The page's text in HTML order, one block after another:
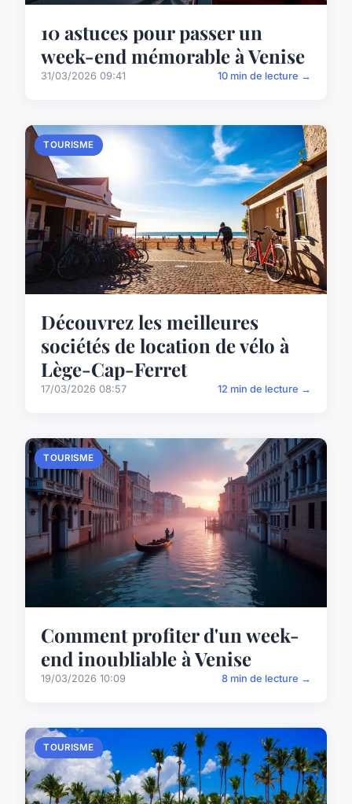
10 astuces pour passer un
week-end mémorable à Venise
31/03/2026 09:41 10 min de lecture →
TOURISME
Découvrez les meilleures
sociétés de location de vélo à
Lège-Cap-Ferret
17/03/2026 08:57 12 min de lecture →
TOURISME
Comment profiter d'un week-
end inoubliable à Venise
19/03/2026 10:09 8 min de lecture →
TOURISME